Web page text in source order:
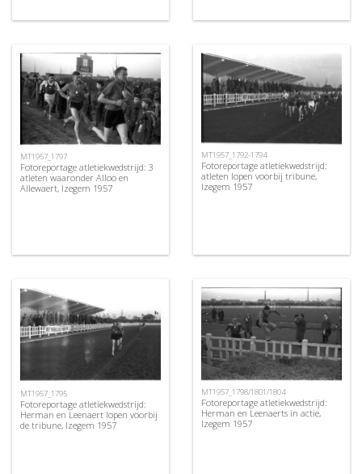
MT1957_1797
Fotoreportage atletiekwedstrijd: 3
atleten waaronder Alloo en
Allewaert, Izegem 1957
MT1957_1792-1794
Fotoreportage atletiekwedstrijd:
atleten lopen voorbij tribune,
Izegem 1957
MT1957_1795
Fotoreportage atletiekwedstrijd:
Herman en Leenaert lopen voorbij
de tribune, Izegem 1957
MT1957_1798/1801/1804
Fotoreportage atletiekwedstrijd:
Herman en Leenaerts in actie,
Izegem 1957